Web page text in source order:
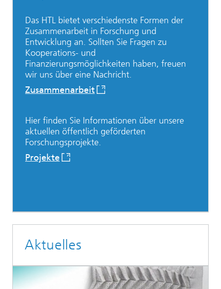
Das HTL bietet verschiedenste Formen der
Zusammenarbeit in Forschung und
Entwicklung an. Sollten Sie Fragen zu
Kooperations- und
Finanzierungsmöglichkeiten haben, freuen
wir uns über eine Nachricht.
Zusammenarbeit
Hier finden Sie Informationen über unsere
aktuellen öffentlich geförderten
Forschungsprojekte.
Projekte
Aktuelles